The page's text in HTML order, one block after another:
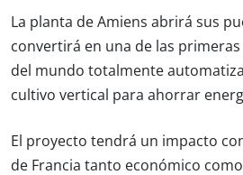
La planta de Amiens abrirá sus
convertirá en una de las
del mundo totalmente
cultivo vertical para ahorrar
El proyecto tendrá un impacto
de Francia tanto económico